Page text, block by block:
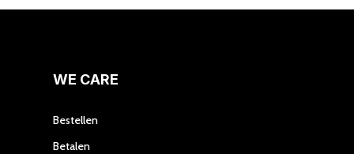
WE CARE
Bestellen
Betalen